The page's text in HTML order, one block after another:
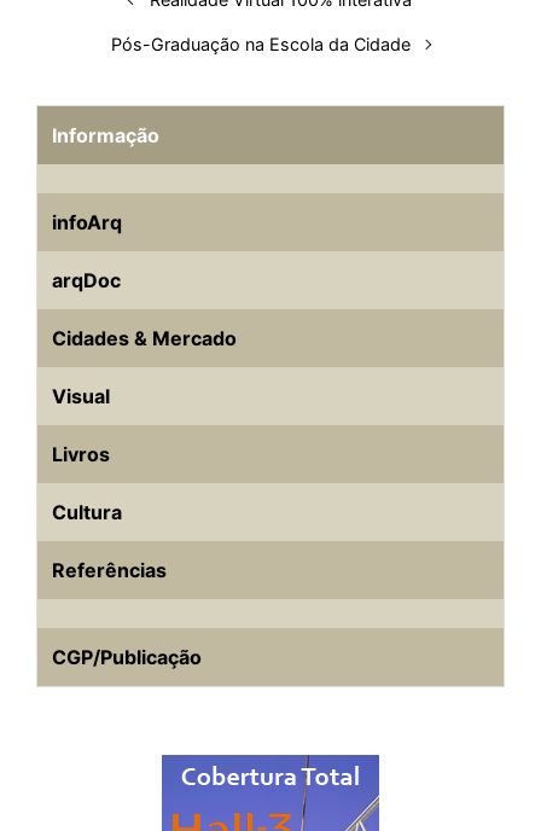
t
Pós-Graduação na Escola da Cidade
Informação
infoArq
arqDoc
Cidades & Mercado
Visual
Livros
Cultura
Referências
CGP/Publicação